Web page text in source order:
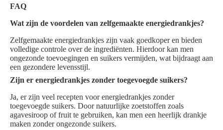
FAQ
Wat zijn de voordelen van zelfgemaakte energiedrankjes?
Zelfgemaakte energiedrankjes zijn vaak goedkoper en bieden
volledige controle over de ingrediënten. Hierdoor kan men
ongezonde toevoegingen en suikers vermijden, wat bijdraagt aan
een gezondere levensstijl.
Zijn er energiedrankjes zonder toegevoegde suikers?
Ja, er zijn veel recepten voor energiedrankjes zonder
toegevoegde suikers. Door natuurlijke zoetstoffen zoals
agavesiroop of fruit te gebruiken, kan men een heerlijk drankje
maken zonder ongezonde suikers.